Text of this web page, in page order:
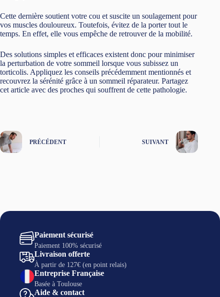
Cette dernière soutient votre cou et suscite un soulagement pour
vos muscles douloureux. Toutefois, évitez de la porter tout le
temps. En effet, elle vous empêche de retrouver de la mobilité.
Des solutions simples et efficaces existent donc pour minimiser
la perturbation de votre sommeil lorsque vous subissez un
torticolis. Appliquez les conseils précédemment mentionnés et
recouvrez la sérénité grâce à un sommeil réparateur. Partagez
cet article avec des proches qui souffrent de cette pathologie.
PRÉCÉDENT SUIVANT
Paiement sécurisé
Paiement 100% sécurisé
Livraison offerte
À partir de 127€ (en point relais)
Entreprise Française
Basée à Toulouse
Aide & contact